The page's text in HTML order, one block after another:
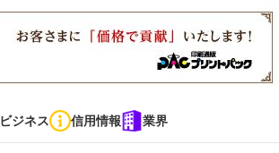
ビジネス 信用情報 業界